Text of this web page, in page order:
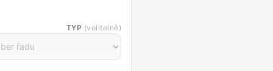
TYP (volitelně)